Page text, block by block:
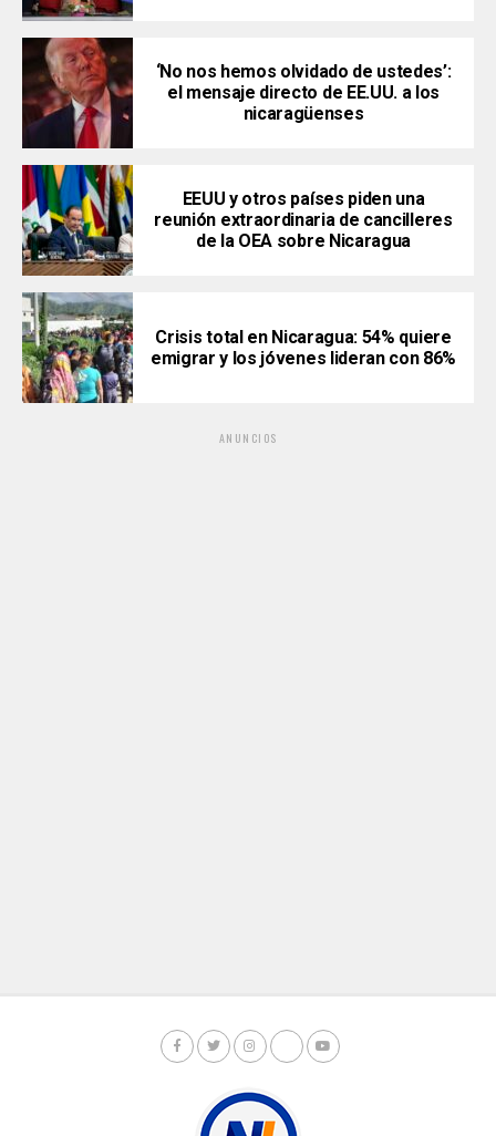
‘No nos hemos olvidado de ustedes’:
el mensaje directo de EE.UU. a los
nicaragüenses
EEUU y otros países piden una
reunión extraordinaria de cancilleres
de la OEA sobre Nicaragua
Crisis total en Nicaragua: 54% quiere
emigrar y los jóvenes lideran con 86%
ANUNCIOS